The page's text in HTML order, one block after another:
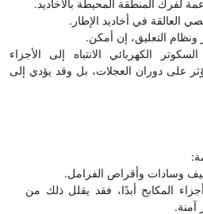
لفرك المنطقة المحيطة بالأخاديد.
العالقة في أخاديد الإطار.
التعليق، إن أمكن.
الكهربائي الانتباه إلى الأجزاء
على دوران العجلات، بل وقد يؤدي إلى
وسادات وأقراص الفرامل.
المكابح أبدًا، فقد يقلل ذلك من
آمنة.